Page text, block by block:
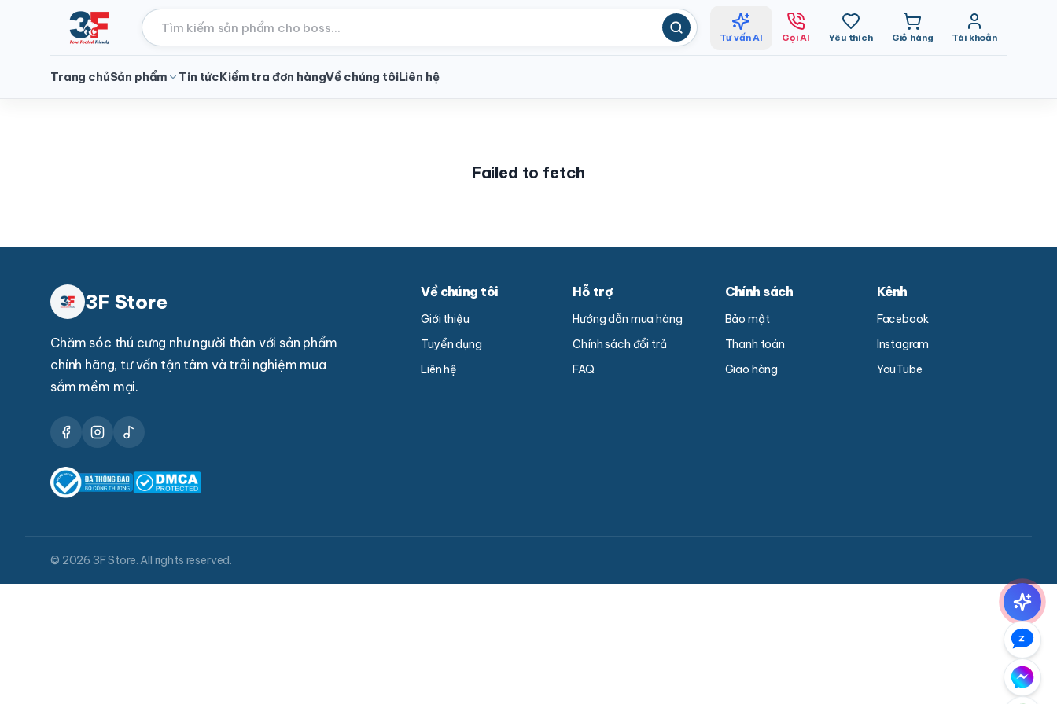
Tư vấn AI Gọi AI Yêu thích Giỏ hàng Tài khoản
Trang chủSản phẩm Tin tứcKiểm tra đơn hàngVề chúng tôiLiên hệ
Failed to fetch
3F Store
Chăm sóc thú cưng như người thân với sản phẩm
chính hãng, tư vấn tận tâm và trải nghiệm mua
sắm mềm mại.
Về chúng tôi
Giới thiệu
Tuyển dụng
Liên hệ
Hỗ trợ
Hướng dẫn mua hàng
Chính sách đổi trả
FAQ
Chính sách
Bảo mật
Thanh toán
Giao hàng
Kênh
Facebook
Instagram
YouTube
© 2026 3F Store. All rights reserved.